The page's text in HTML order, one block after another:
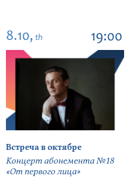
8.10, th 19:00
Встреча в октябре
Концерт абонемента №18
«От первого лица»